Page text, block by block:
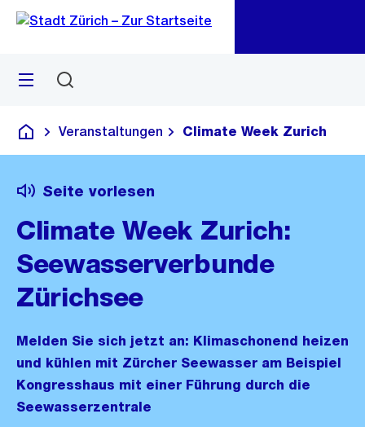
Navigation
Sprunglink
Menü
Deutsch
Veranstaltungen Climate Week Zurich
Seite vorlesen
Climate Week Zurich:
Seewasserverbunde
Zürichsee
Melden Sie sich jetzt an: Klimaschonend heizen
und kühlen mit Zürcher Seewasser am Beispiel
Kongresshaus mit einer Führung durch die
Seewasserzentrale